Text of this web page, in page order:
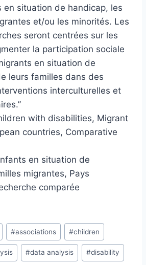
en situation de handicap, les
et/ou les minorités. Les
seront centrées sur les
la participation sociale
en situation de
leurs familles dans des
interculturelles et
with disabilities, Migrant
countries, Comparative
en situation de
migrantes, Pays
comparée
#associations #children
#data analysis #disability